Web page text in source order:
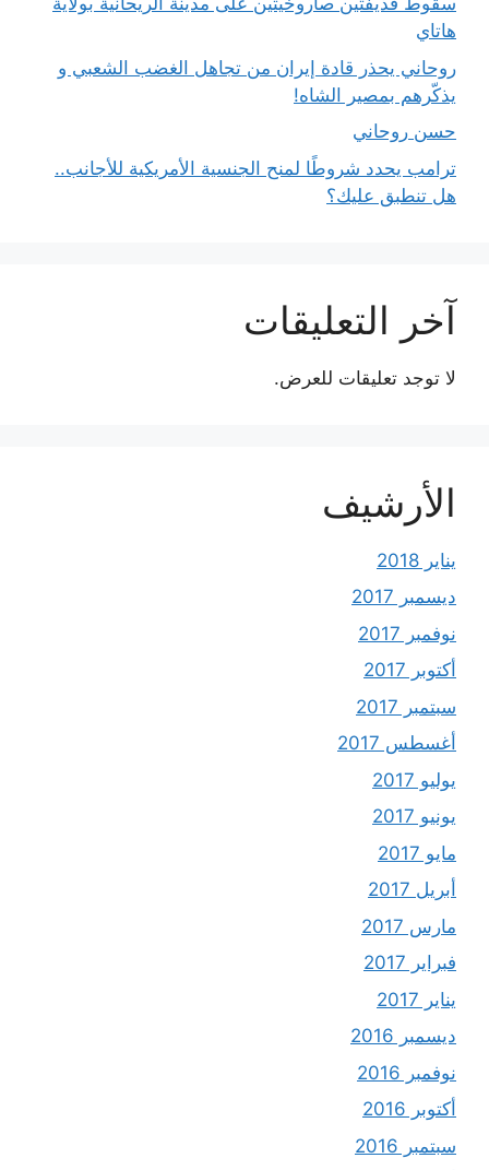
هاتاي
روحاني يحذر قادة إيران من تجاهل الغضب الشعبي و
يذكّرهم بمصير الشاه!
حسن روحاني
ترامب يحدد شروطًا لمنح الجنسية الأمريكية للأجانب..
هل تنطبق عليك؟
آخر التعليقات
لا توجد تعليقات للعرض.
الأرشيف
يناير 2018
ديسمبر 2017
نوفمبر 2017
أكتوبر 2017
سبتمبر 2017
أغسطس 2017
يوليو 2017
يونيو 2017
مايو 2017
أبريل 2017
مارس 2017
فبراير 2017
يناير 2017
ديسمبر 2016
نوفمبر 2016
أكتوبر 2016
سبتمبر 2016